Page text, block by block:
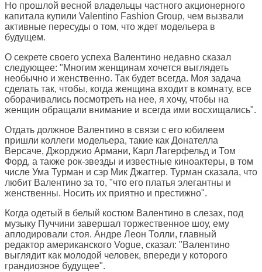
Но прошлой весной владельцы частного акционерного
капитала купили Valentino Fashion Group, чем вызвали
активные пересуды о том, что ждет модельера в
будущем.
О секрете своего успеха Валентино недавно сказал
следующее: "Многим женщинам хочется выглядеть
необычно и женственно. Так будет всегда. Моя задача
сделать так, чтобы, когда женщина входит в комнату, все
оборачивались посмотреть на нее, я хочу, чтобы на
женщин обращали внимание и всегда ими восхищались".
Отдать должное Валентино в связи с его юбилеем
пришли коллеги модельера, такие как Донателла
Версаче, Джорджио Армани, Карл Лагерфельд и Том
Форд, а также рок-звезды и известные киноактеры, в том
числе Ума Турман и сэр Мик Джаггер. Турман сказала, что
любит Валентино за то, "что его платья элегантны и
женственны. Носить их приятно и престижно".
Когда одетый в белый костюм Валентино в слезах, под
музыку Пуччини завершал торжественное шоу, ему
аплодировали стоя. Андре Леон Толли, главный
редактор американского Vogue, сказал: "Валентино
выглядит как молодой человек, впереди у которого
грандиозное будущее".